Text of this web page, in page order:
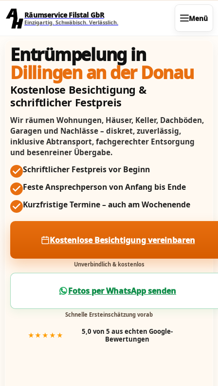
Räumservice Filstal GbR
Einzigartig. Schwäbisch. Verlässlich. Menü
Entrümpelung in
Dillingen an der Donau
Kostenlose Besichtigung &
schriftlicher Festpreis
Wir räumen Wohnungen, Häuser, Keller, Dachböden,
Garagen und Nachlässe – diskret, zuverlässig,
inklusive Abtransport, fachgerechter Entsorgung
und besenreiner Übergabe.
Schriftlicher Festpreis vor Beginn
Feste Ansprechperson von Anfang bis Ende
Kurzfristige Termine – auch am Wochenende
Kostenlose Besichtigung vereinbaren
Unverbindlich & kostenlos
Fotos per WhatsApp senden
Schnelle Ersteinschätzung vorab
★★★★★
5,0 von 5 aus echten Google-
Bewertungen